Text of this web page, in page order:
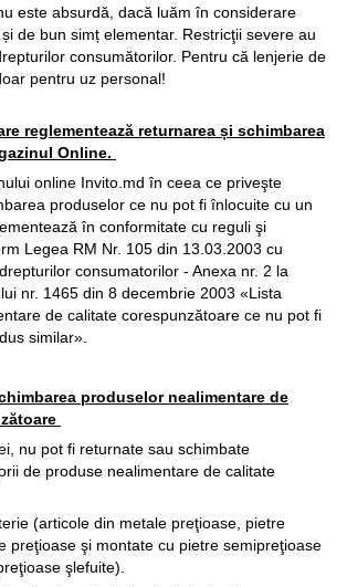
este absurdă, dacă luăm în considerare
de bun simț elementar. Restricţii severe au
consumătorilor. Pentru că lenjerie de
pentru uz personal!
reglementează returnarea și schimbarea
Online.
online Invito.md în ceea ce priveşte
produselor ce nu pot fi înlocuite cu un
în conformitate cu reguli şi
Legea RM Nr. 105 din 13.03.2003 cu
consumatorilor - Anexa nr. 2 la
nr. 1465 din 8 decembrie 2003 «Lista
de calitate corespunzătoare ce nu pot fi
similar».
produselor nealimentare de
nu pot fi returnate sau schimbate
de produse nealimentare de calitate
(articole din metale preţioase, pietre
preţioase şi montate cu pietre semipreţioase
şlefuite).